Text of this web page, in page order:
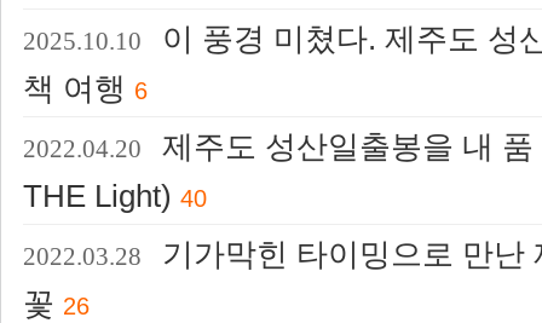
2025.10.10
이 풍경 미쳤다. 제주도 성
책 여행 6
2022.04.20
제주도 성산일출봉을 내
THE Light) 40
2022.03.28
기가막힌 타이밍으로 만난
꽃 26